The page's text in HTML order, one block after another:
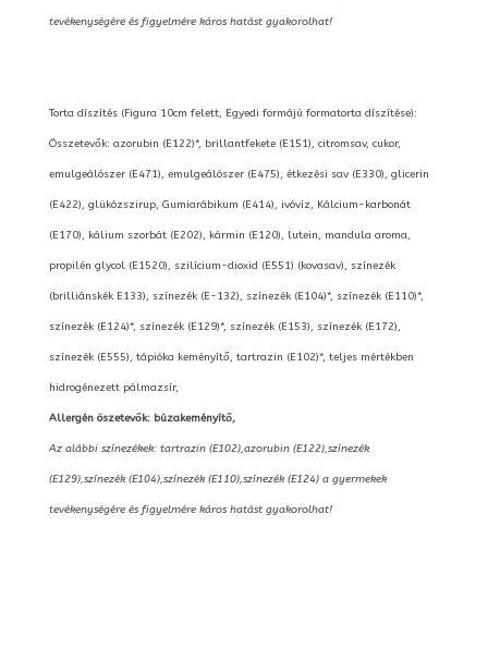
tevékenységére és figyelmére káros hatást gyakorolhat!
Torta díszítés (Figura 10cm felett, Egyedi formájú formatorta díszítése):
Összetevők: azorubin (E122)*, brillantfekete (E151), citromsav, cukor,
emulgeálószer (E471), emulgeálószer (E475), étkezési sav (E330), glicerin
(E422), glükózszirup, Gumiarábikum (E414), ivóvíz, Kálcium-karbonát
(E170), kálium szorbát (E202), kármin (E120), lutein, mandula aroma,
propilén glycol (E1520), szilícium-dioxid (E551) (kovasav), színezék
(brilliánskék E133), színezék (E-132), színezék (E104)*, színezék (E110)*,
színezék (E124)*, színezék (E129)*, színezék (E153), színezék (E172),
színezék (E555), tápióka keményítő, tartrazin (E102)*, teljes mértékben
hidrogénezett pálmazsír,
Allergén öszetevők: búzakeményítő,
Az alábbi színezékek: tartrazin (E102),azorubin (E122),színezék
(E129),színezék (E104),színezék (E110),színezék (E124) a gyermekek
tevékenységére és figyelmére káros hatást gyakorolhat!